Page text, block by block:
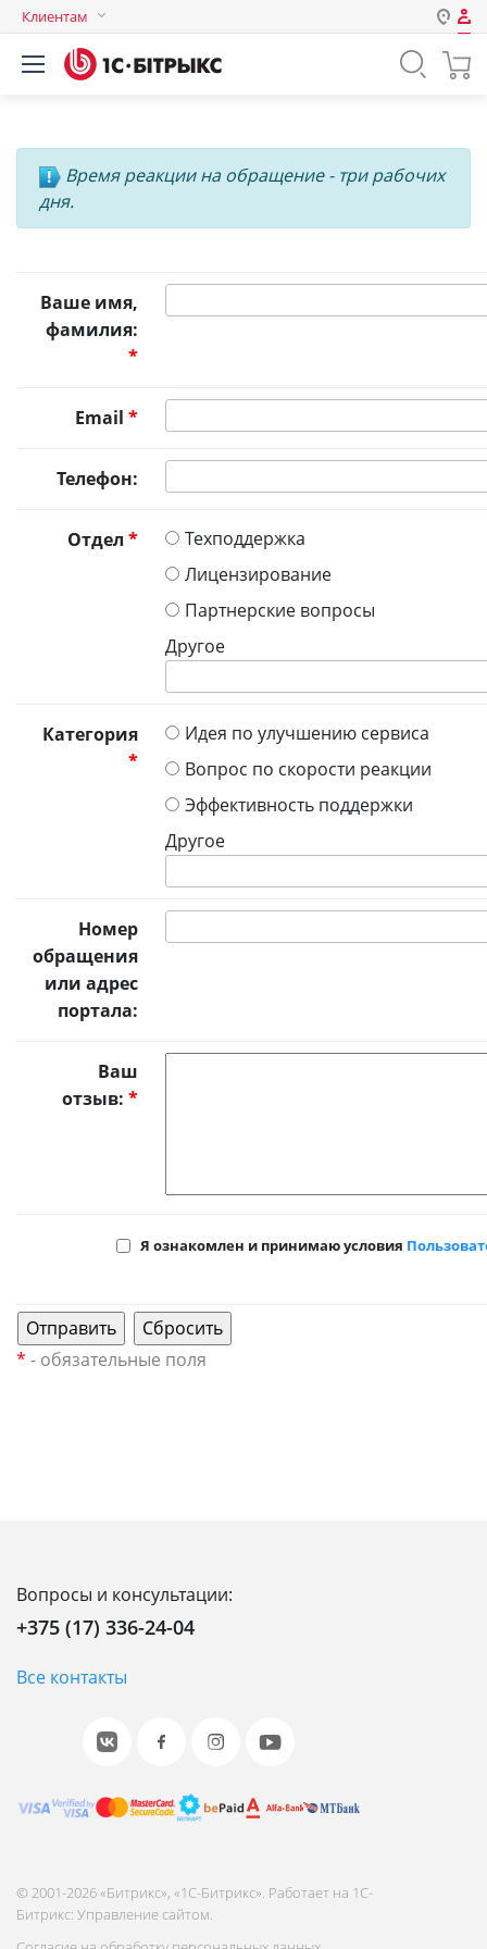
Клиентам
Беларусь
Авторизация
Логин
Запомнить меня на этом
Время реакции на обращение - три рабочих
дня.
Ваше имя,
фамилия:
*
Email *
Телефон:
Отдел *
Техподдержка
Лицензирование
Партнерские вопросы
Другое
Категория
*
Идея по улучшению сервиса
Вопрос по скорости реакции
Эффективность поддержки
Другое
Номер
обращения
или адрес
портала:
Ваш
отзыв: *
Я ознакомлен и принимаю условия
* - обязательные поля
Вопросы и консультации:
+375 (17) 336-24-04
Все контакты
© 2001-2026 «Битрикс», «1С-Битрикс». Работает на 1С-
Битрикс: Управление сайтом.